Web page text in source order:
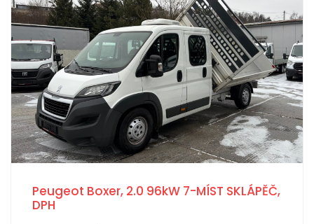
Peugeot Boxer, 2.0 96kW 7-MÍST SKLÁPĚČ,
DPH